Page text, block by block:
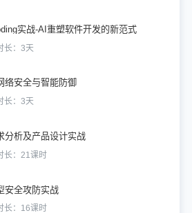
实战-AI重塑软件开发的新范式
长：3天
络安全与智能防御
长：3天
分析及产品设计实战
长：21课时
安全攻防实战
长：16课时